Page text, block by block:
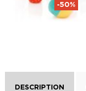
-50%
DESCRIPTION